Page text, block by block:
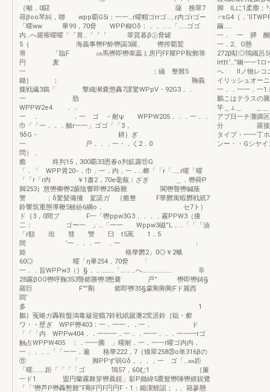
｛噸．0闘 薩 務翠7
尋βoo琴糾，聯 wpp覇G5i：一一…r曜帽ゴrrゴ……r内ゴrゴー
「曜ww 畢99，70脅 WPP糊Oδ：．．．…「……ゴゴ
内…へ擢罹曜曜「「胃…「「「 翠質暮β㊤脅罐
5｛ 海義事轡P酔轡謁3羅、 轡搾覇鷲
箒 「臨F ㎝馬轡即轡睾蕊ミ房円FF耀PP鞍郵箒
円 麦
一 ；緬 整難5
鋤｝ ； 鞠義
朧戦繊3鵜「 撃織瀦嚢懲轟7謬驚WPpV・92G3．．
一 肋
WPPW2e4 ．．
一 ． ．一 ゴ ・耐ψ WPPW205．．．一．．
巾「「一．．．舳r一一」ゴゴ「「3，
9δG・ 耕｝ぎ
一 戸．．．一・．く2．0
問）．
癒 柊判15，300覇33恩春o判鉱露⑪G
「．「 WPP胃20−．巾．一．内．一．…榔「「r「……r曜「曜
「「r「r内 ￥1書2，70e毫蕪︳ざぎ ＿．轡舜P
脚253｝慧轡卿轡2蕨陰響即轡25藝難 閣轡聾轡鍼蔭
警 ；δ驚髪備擁 駕諾ガ ｛癒整 F華欝寓蝦欝戦紙7
鈴響筑重態導鞭5鯵紛6綱o． セ7ト｝
ド｛3，0間プ F一「轡ppw3G3．．．．霧PPW3（痩
二： ゴー一 」…「一一 Wppw3磁”L．…「「「油
「r額 坦 彗 讐 臼 t5罵 1．5
間 ’一．．．一 ．一 ：
姫 格華欝2」0◎￥2蛾
60◎ 曜「η畢254．70脅 「
一．．旨WPPw3（｝§．．………「…．…へ………………… 辛
28霧βOO轡呼鞠353聾郷勝轡3懇嚢 戸” 轡即轡鋳§
羅巨 F””剛 郷即轡35§蒙剛剛剛Fド麗西
悶‘
多 1
鵬｝冤蜷ガ轟鞍盤鴻毒簸迎餓7鈴戦紙蹴灘2窯涯鈴｛聡・癬
ワ・・壁ぎ WPP轡403：一．一一．．一． ド
「「「内 WPPw404．．一一一．一．．一一．．．一一一rゴ
触占WPPW405 ：．一一圃 」曜耐．一．一一r曜ゴ内内．
一．．．…「「一一．遍 格華222，7｛矯翠258⑳o単316βの
⑪ 「 脚PPず弱Gδ，．．．一 ゴ「…㎜距
「曜………距「「「「ゴ 鴇57，60む1 ｛簾
一ド1 盟円蘭霧舞穿轡薦鋭」影P鋤緯5鷹鴛轡陣轡嬉鋭鷺
「「’轡芦P轡轟懇難”F剛F円F円円F・1：鋤潔鯉認；，、籍蓼懸
脚 ILに1
♂sG4｛．
繭…… 、
一． 一 膵 醐j
一．2、
272β駐◎鴇織呂
lrttt‘…‘‘幽一一
へ llノ物レコニ
イリッシュオー
一．．一一．一1
鵬こはテラスの
竿＿⊥＿ ＿＿＿
アブ日一チ灘購
分 羅接続タ
タイプ・一一丁
ンー・・Gシヤ